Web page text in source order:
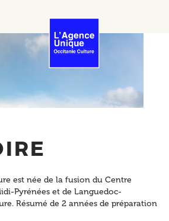
est née de la fusion du Centre
Pyrénées et de Languedoc-
Résumé de 2 années de préparation